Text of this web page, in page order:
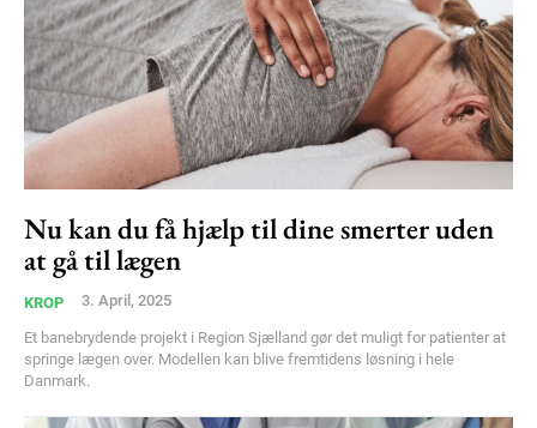
Orci varius natoque dolor
Member full access
100DKK / year
Etiam est nibh, lobortis sit
Nu kan du få hjælp til dine smerter uden
at gå til lægen
KROP 3. April, 2025
Et banebrydende projekt i Region Sjælland gør det muligt for patienter at
springe lægen over. Modellen kan blive fremtidens løsning i hele
Danmark.